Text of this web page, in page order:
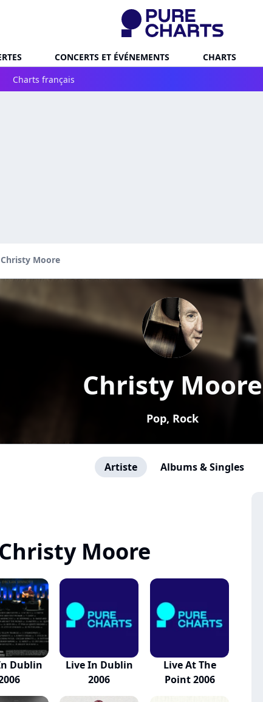
CONCERTS ET ÉVÉNEMENTS CHARTS
Charts français
Christy Moore
Christy Moore
Pop, Rock
Artiste Albums & Singles
Moore
Dublin
Live In Dublin
2006
Live At The
Point 2006